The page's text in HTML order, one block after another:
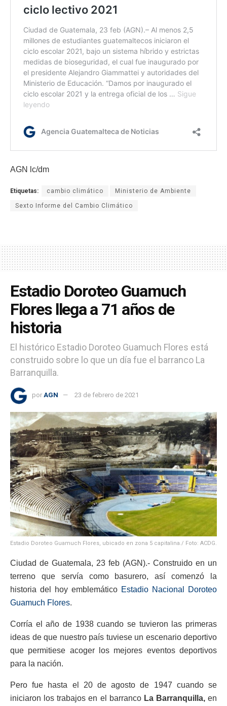
AGN lc/dm
Etiquetas: cambio climático Ministerio de Ambiente
Sexto Informe del Cambio Climático
Estadio Doroteo Guamuch
Flores llega a 71 años de
historia
El histórico Estadio Doroteo Guamuch Flores está
construido sobre lo que un día fue el barranco La
Barranquilla.
por AGN 23 de febrero de 2021
Estadio Doroteo Guamuch Flores, ubicado en zona 5 capitalina./ Foto: ACDG.
Ciudad de Guatemala, 23 feb (AGN).- Construido en un
terreno que servía como basurero, así comenzó la
historia del hoy emblemático Estadio Nacional Doroteo
Guamuch Flores.
Corría el año de 1938 cuando se tuvieron las primeras
ideas de que nuestro país tuviese un escenario deportivo
que permitiese acoger los mejores eventos deportivos
para la nación.
Pero fue hasta el 20 de agosto de 1947 cuando se
iniciaron los trabajos en el barranco La Barranquilla,en